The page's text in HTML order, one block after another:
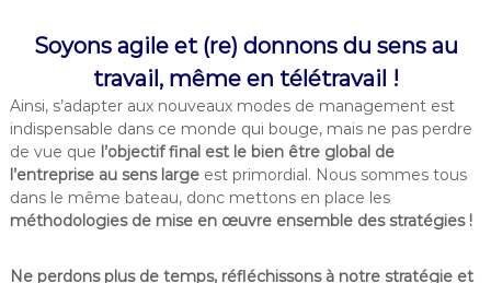
Soyons agile et (re) donnons du sens au
travail, même en télétravail !
Ainsi, s’adapter aux nouveaux modes de management est
indispensable dans ce monde qui bouge, mais ne pas perdre
de vue que l’objectif final est le bien être global de
l’entreprise au sens large est primordial. Nous sommes tous
dans le même bateau, donc mettons en place les
méthodologies de mise en œuvre ensemble des stratégies !
Ne perdons plus de temps, réfléchissons à notre stratégie et